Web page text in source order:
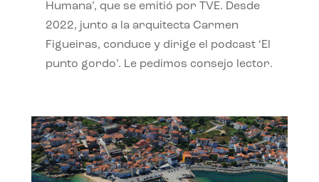
Humana’, que se emitió por TVE. Desde
2022, junto a la arquitecta Carmen
Figueiras, conduce y dirige el podcast ‘El
punto gordo’. Le pedimos consejo lector.